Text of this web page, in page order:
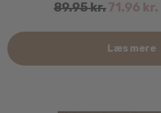
89.95kr.71.96 kr.
Læs mere